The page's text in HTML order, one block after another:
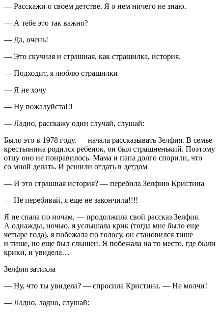
— Расскажи о своем детстве. Я о нем ничего не знаю.
— А тебе это так важно?
— Да, очень!
— Это скучная и страшная, как страшилка, история.
— Подходит, я люблю страшилки
— Я не хочу
— Ну пожалуйста!!!
— Ладно, расскажу один случай, слушай:
Было это в 1978 году. — начала рассказывать Зелфия. В семье
крестьянина родился ребенок, он был страшненький. Поэтому
отцу оно не понравилось. Мама и папа долго спорили, что
со мной делать. И решили отдать в детдом
— И это страшная история? — перебила Зелфию Кристина
— Не перебивай, я еще не закончила!!!!
Я не спала по ночам, — продолжила свой рассказ Зелфия.
А однажды, ночью, я услышала крик (тогда мне было еще
четыре года), я побежала по голосу, он становился тише
и тише, но еще был слышен. Я побежала на то место, где были
крики, и увидела…
Зелфия затихла
— Ну, что ты увидела? — спросила Кристина. — Не молчи!
— Ладно, ладно, слушай: